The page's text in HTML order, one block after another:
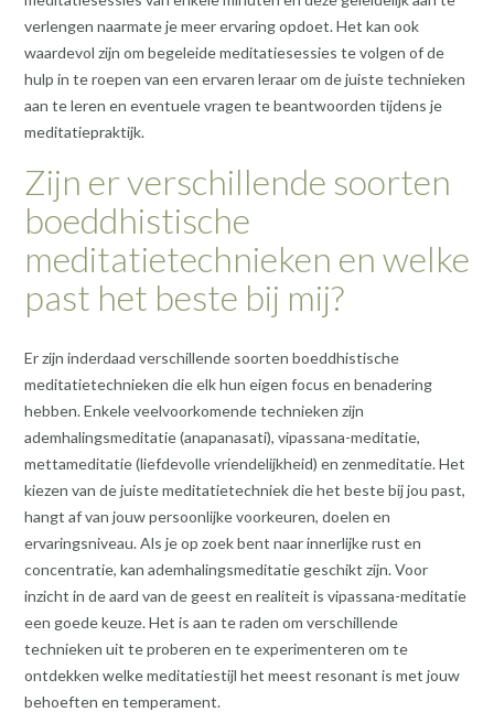
verlengen naarmate je meer ervaring opdoet. Het kan ook
waardevol zijn om begeleide meditatiesessies te volgen of de
hulp in te roepen van een ervaren leraar om de juiste technieken
aan te leren en eventuele vragen te beantwoorden tijdens je
meditatiepraktijk.
Zijn er verschillende soorten
boeddhistische
meditatietechnieken en welke
past het beste bij mij?
Er zijn inderdaad verschillende soorten boeddhistische
meditatietechnieken die elk hun eigen focus en benadering
hebben. Enkele veelvoorkomende technieken zijn
ademhalingsmeditatie (anapanasati), vipassana-meditatie,
mettameditatie (liefdevolle vriendelijkheid) en zenmeditatie. Het
kiezen van de juiste meditatietechniek die het beste bij jou past,
hangt af van jouw persoonlijke voorkeuren, doelen en
ervaringsniveau. Als je op zoek bent naar innerlijke rust en
concentratie, kan ademhalingsmeditatie geschikt zijn. Voor
inzicht in de aard van de geest en realiteit is vipassana-meditatie
een goede keuze. Het is aan te raden om verschillende
technieken uit te proberen en te experimenteren om te
ontdekken welke meditatiestijl het meest resonant is met jouw
behoeften en temperament.